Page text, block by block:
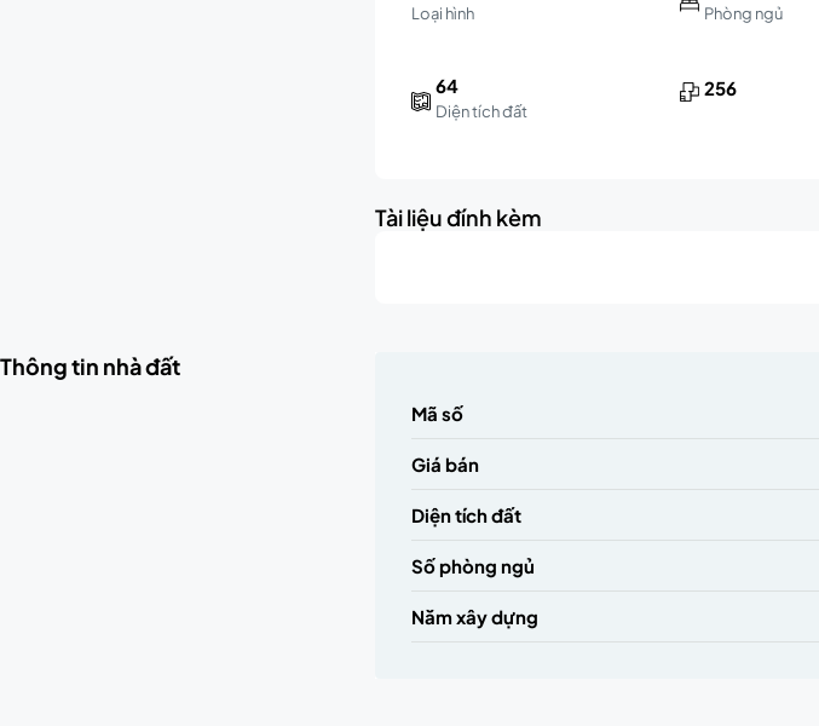
Loại hình Phòng ngủ
64
Diện tích đất
256
Tài liệu đính kèm
Thông tin nhà đất
Mã số
Giá bán
Diện tích đất
Số phòng ngủ
Năm xây dựng